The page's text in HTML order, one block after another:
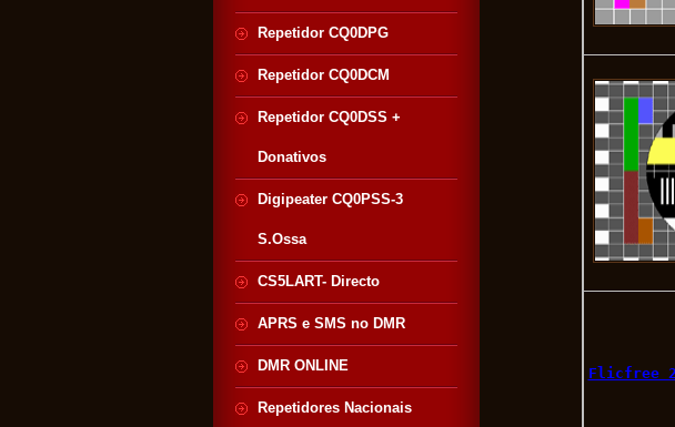
Flicfree
Repetidor CQ0DPG
Repetidor CQ0DCM
Repetidor CQ0DSS +
Donativos
Digipeater CQ0PSS-3
S.Ossa
CS5LART- Directo
APRS e SMS no DMR
DMR ONLINE
Repetidores Nacionais